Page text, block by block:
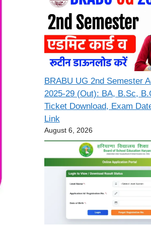
BRABU UG 2nd Semester
2025-29 (Out): BA, B.Sc,
Ticket Download, Exam
Link
August 6, 2026